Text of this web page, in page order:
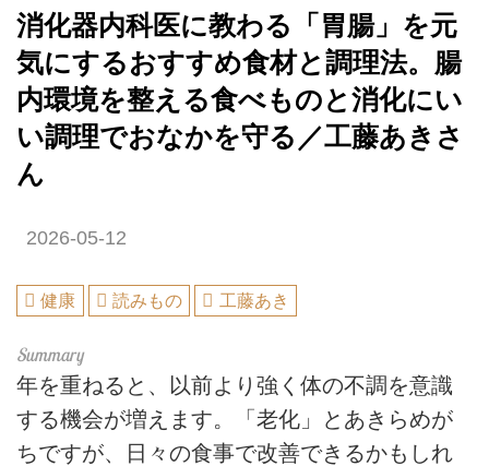
消化器内科医に教わる「胃腸」を元
気にするおすすめ食材と調理法。腸
内環境を整える食べものと消化にい
い調理でおなかを守る／工藤あきさ
ん
2026-05-12
健康 読みもの 工藤あき
年を重ねると、以前より強く体の不調を意識
する機会が増えます。「老化」とあきらめが
ちですが、日々の食事で改善できるかもしれ